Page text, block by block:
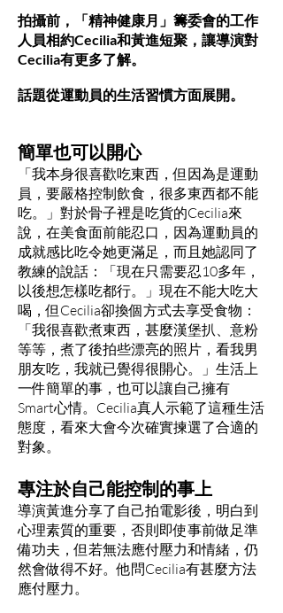
拍攝前，「精神健康月」籌委會的工作
人員相約Cecilia和黃進短聚，讓導演對
Cecilia有更多了解。
話題從運動員的生活習慣方面展開。
簡單也可以開心
「我本身很喜歡吃東西，但因為是運動
員，要嚴格控制飲食，很多東西都不能
吃。」對於骨子裡是吃貨的Cecilia來
說，在美食面前能忍口，因為運動員的
成就感比吃令她更滿足，而且她認同了
教練的說話：「現在只需要忍10多年，
以後想怎樣吃都行。」現在不能大吃大
喝，但Cecilia卻換個方式去享受食物：
「我很喜歡煮東西，甚麼漢堡扒、意粉
等等，煮了後拍些漂亮的照片，看我男
朋友吃，我就已覺得很開心。」生活上
一件簡單的事，也可以讓自己擁有
Smart心情。Cecilia真人示範了這種生活
態度，看來大會今次確實揀選了合適的
對象。
專注於自己能控制的事上
導演黃進分享了自己拍電影後，明白到
心理素質的重要，否則即使事前做足準
備功夫，但若無法應付壓力和情緒，仍
然會做得不好。他問Cecilia有甚麼方法
應付壓力。